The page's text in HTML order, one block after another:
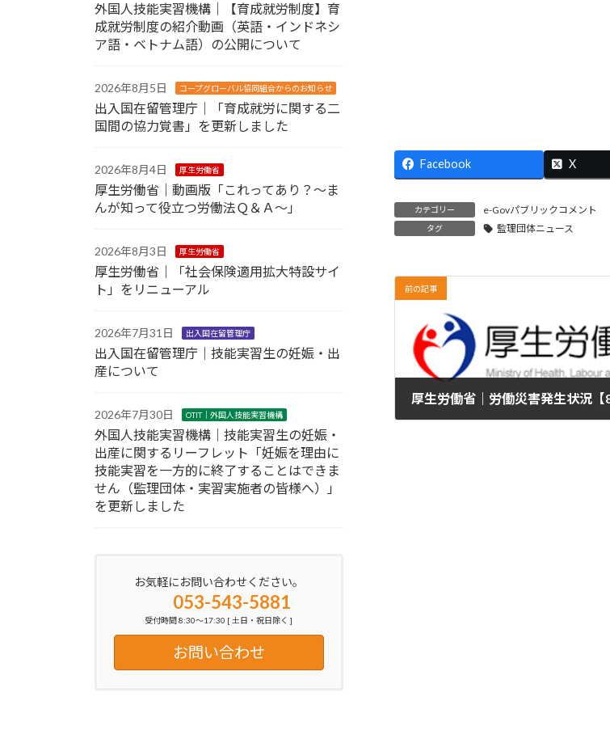
Facebook X
カテゴリー e-Govパブリックコメント
タグ 監理団体ニュース
前の記事
外国人技能実習機構｜【育成就労制度】育
成就労制度の紹介動画（英語・インドネシ
ア語・ベトナム語）の公開について
2026年8月5日 コープグローバル協同組合からのお知らせ
出入国在留管理庁｜「育成就労に関する二
国間の協力覚書」を更新しました
2026年8月4日 厚生労働省
厚生労働省｜動画版「これってあり？～ま
んが知って役立つ労働法Ｑ＆Ａ～」
2026年8月3日 厚生労働省
厚生労働省｜「社会保険適用拡大特設サイ
ト」をリニューアル
2026年7月31日 出入国在留管理庁
出入国在留管理庁｜技能実習生の妊娠・出
産について
2026年7月30日 OTIT｜外国人技能実習機構
外国人技能実習機構｜技能実習生の妊娠・
出産に関するリーフレット「妊娠を理由に
技能実習を一方的に終了することはできま
せん（監理団体・実習実施者の皆様へ）」
を更新しました
お気軽にお問い合わせください。
053-543-5881
受付時間 8:30～17:30 [ 土日・祝日除く ]
お問い合わせ